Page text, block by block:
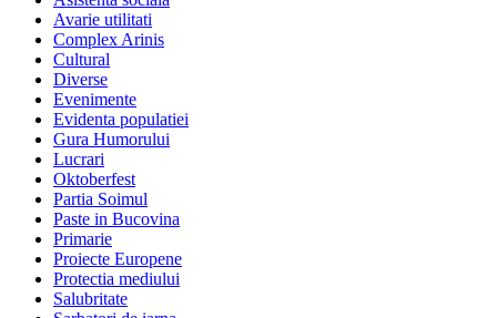
Avarie utilitati
Complex Arinis
Cultural
Diverse
Evenimente
Evidenta populatiei
Gura Humorului
Lucrari
Oktoberfest
Partia Soimul
Paste in Bucovina
Primarie
Proiecte Europene
Protectia mediului
Salubritate